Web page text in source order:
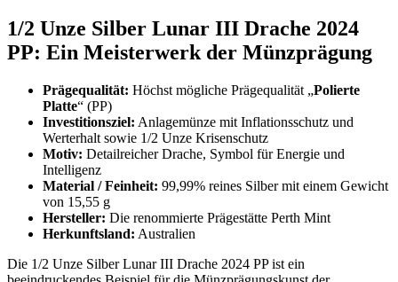
1/2 Unze Silber Lunar III Drache 2024
PP: Ein Meisterwerk der Münzprägung
Prägequalität: Höchst mögliche Prägequalität „Polierte
Platte“ (PP)
Investitionsziel: Anlagemünze mit Inflationsschutz und
Werterhalt sowie 1/2 Unze Krisenschutz
Motiv: Detailreicher Drache, Symbol für Energie und
Intelligenz
Material / Feinheit: 99,99% reines Silber mit einem Gewicht
von 15,55 g
Hersteller: Die renommierte Prägestätte Perth Mint
Herkunftsland: Australien
Die 1/2 Unze Silber Lunar III Drache 2024 PP ist ein